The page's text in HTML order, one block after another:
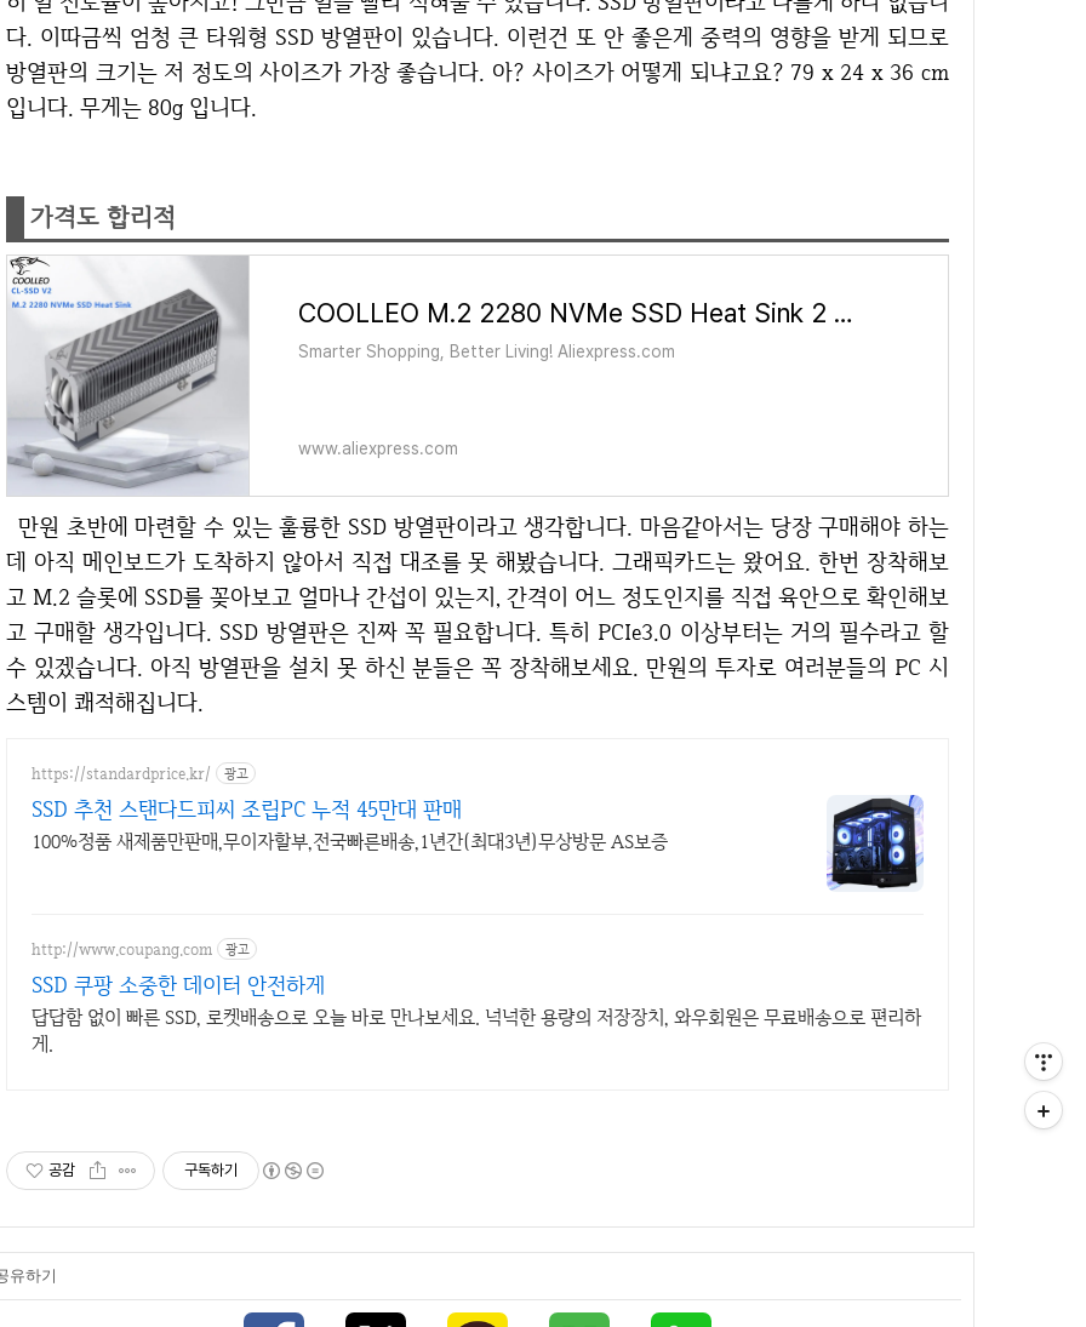
다. 이따금씩 엄청 큰 타워형 SSD 방열판이 있습니다. 이런건 또 안 좋은게 중력의 영향을 받게 되므로
방열판의 크기는 저 정도의 사이즈가 가장 좋습니다. 아? 사이즈가 어떻게 되냐고요? 79 x 24 x 36 cm
입니다. 무게는 80g 입니다.
가격도 합리적
COOLLEO M.2 2280 NVMe SSD Heat Sink 2 heat pipes SSD Cooler With 14.8W/mk Thermal Pad - AliExpress 7
Smarter Shopping, Better Living! Aliexpress.com
www.aliexpress.com
만원 초반에 마련할 수 있는 훌륭한 SSD 방열판이라고 생각합니다. 마음같아서는 당장 구매해야 하는
데 아직 메인보드가 도착하지 않아서 직접 대조를 못 해봤습니다. 그래픽카드는 왔어요. 한번 장착해보
고 M.2 슬롯에 SSD를 꽂아보고 얼마나 간섭이 있는지, 간격이 어느 정도인지를 직접 육안으로 확인해보
고 구매할 생각입니다. SSD 방열판은 진짜 꼭 필요합니다. 특히 PCIe3.0 이상부터는 거의 필수라고 할
수 있겠습니다. 아직 방열판을 설치 못 하신 분들은 꼭 장착해보세요. 만원의 투자로 여러분들의 PC 시
스템이 쾌적해집니다.
https://standardprice.kr/ 광고
SSD 추천 스탠다드피씨 조립PC 누적 45만대 판매
100%정품 새제품만판매,무이자할부,전국빠른배송,1년간(최대3년)무상방문 AS보증
http://www.coupang.com 광고
SSD 쿠팡 소중한 데이터 안전하게
답답함 없이 빠른 SSD, 로켓배송으로 오늘 바로 만나보세요. 넉넉한 용량의 저장장치, 와우회원은 무료배송으로 편리하
게.
공감 구독하기
유하기